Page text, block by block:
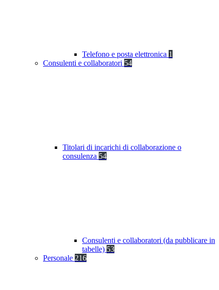
Telefono e posta elettronica 1
Consulenti e collaboratori 54
Titolari di incarichi di collaborazione o
consulenza 54
Consulenti e collaboratori (da pubblicare in
tabelle) 53
Personale 216